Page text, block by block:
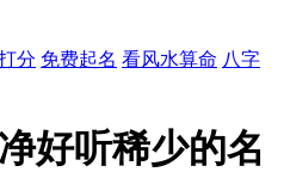
分 免费起名 看风水算命 八字
好听稀少的名